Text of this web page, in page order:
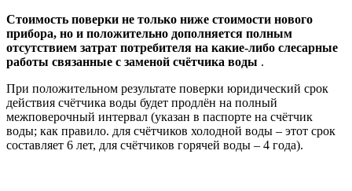
Стоимость поверки не только ниже стоимости нового
прибора, но и положительно дополняется полным
отсутствием затрат потребителя на какие-либо слесарные
работы связанные с заменой счётчика воды .
При положительном результате поверки юридический срок
действия счётчика воды будет продлён на полный
межповерочный интервал (указан в паспорте на счётчик
воды; как правило. для счётчиков холодной воды – этот срок
составляет 6 лет, для счётчиков горячей воды – 4 года).